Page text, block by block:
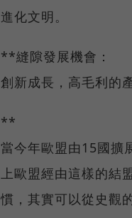
進化文明。
**縫隙發展機會：
創新成長，高毛利的
**
當今年歐盟由15國擴
上歐盟經由這樣的結
慣，其實可以從史觀